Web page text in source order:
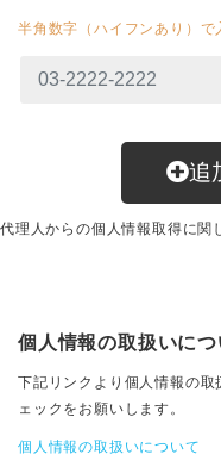
半角数字（ハイフンあり）で
追
代理人からの個人情報取得に関
個人情報の取扱いにつ
下記リンクより個人情報の
ェックをお願いします。
個人情報の取扱いについて